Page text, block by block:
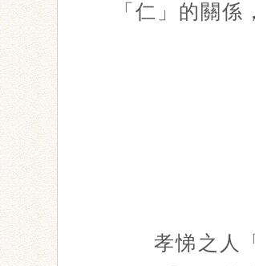
「仁」的關係
孝悌之人